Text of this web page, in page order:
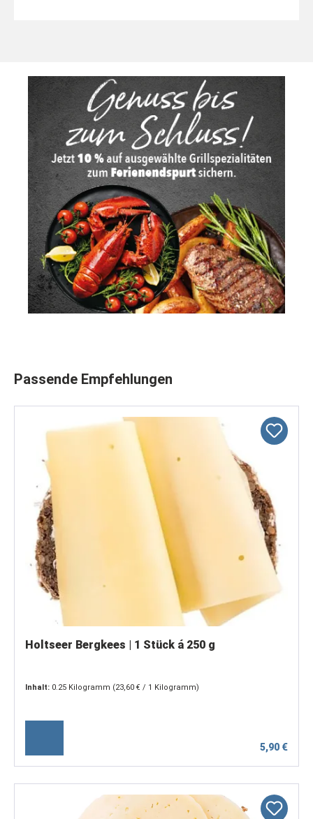
Produktgalerie überspringen
Passende Empfehlungen
Holtseer Bergkees | 1 Stück á 250 g
Inhalt: 0.25 Kilogramm (23,60 € / 1 Kilogramm)
5,90 €